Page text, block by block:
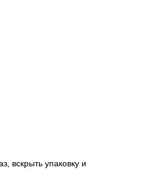
вскрыть упаковку и